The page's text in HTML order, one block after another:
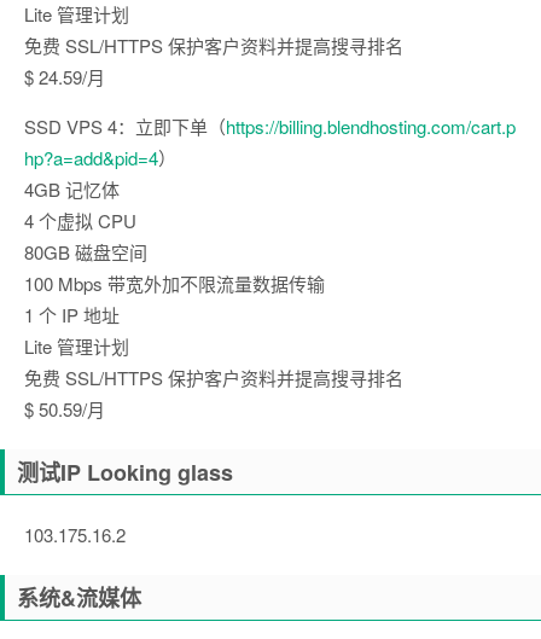
Lite 管理计划
免费 SSL/HTTPS 保护客户资料并提高搜寻排名
$ 24.59/月
SSD VPS 4：立即下单（https://billing.blendhosting.com/cart.p
hp?a=add&pid=4）
4GB 记忆体
4 个虚拟 CPU
80GB 磁盘空间
100 Mbps 带宽外加不限流量数据传输
1 个 IP 地址
Lite 管理计划
免费 SSL/HTTPS 保护客户资料并提高搜寻排名
$ 50.59/月
测试IP Looking glass
103.175.16.2
系统&流媒体